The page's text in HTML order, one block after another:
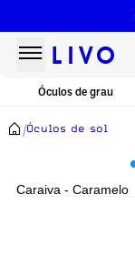
Óculos de grau
/Óculos de sol
Caraiva - Caramelo